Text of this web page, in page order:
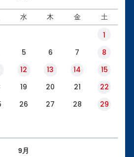
水 木 金 土
1
5 6 7
8
12 13 14
15
19 20 21
22
26 27 28
29
9月